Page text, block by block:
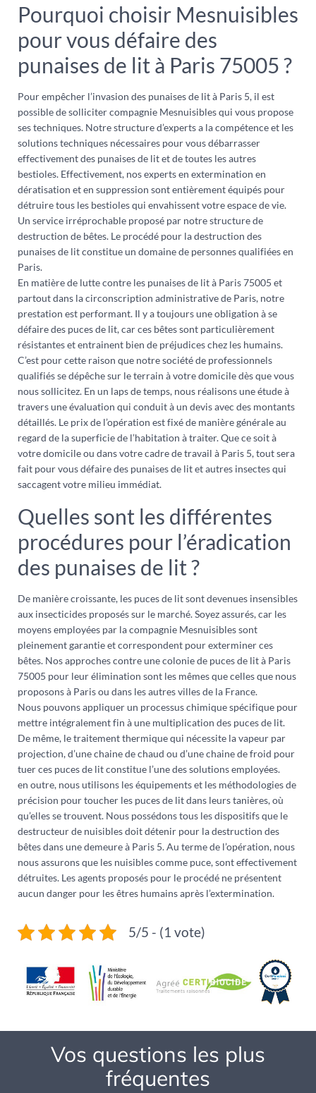
Pourquoi choisir Mesnuisibles
pour vous défaire des
punaises de lit à Paris 75005 ?
Pour empêcher l’invasion des punaises de lit à Paris 5, il est
possible de solliciter compagnie Mesnuisibles qui vous propose
ses techniques. Notre structure d’experts a la compétence et les
solutions techniques nécessaires pour vous débarrasser
effectivement des punaises de lit et de toutes les autres
bestioles. Effectivement, nos experts en extermination en
dératisation et en suppression sont entièrement équipés pour
détruire tous les bestioles qui envahissent votre espace de vie.
Un service irréprochable proposé par notre structure de
destruction de bêtes. Le procédé pour la destruction des
punaises de lit constitue un domaine de personnes qualifiées en
Paris.
En matière de lutte contre les punaises de lit à Paris 75005 et
partout dans la circonscription administrative de Paris, notre
prestation est performant. Il y a toujours une obligation à se
défaire des puces de lit, car ces bêtes sont particulièrement
résistantes et entrainent bien de préjudices chez les humains.
C’est pour cette raison que notre société de professionnels
qualifiés se dépêche sur le terrain à votre domicile dès que vous
nous sollicitez. En un laps de temps, nous réalisons une étude à
travers une évaluation qui conduit à un devis avec des montants
détaillés. Le prix de l’opération est fixé de manière générale au
regard de la superficie de l’habitation à traiter. Que ce soit à
votre domicile ou dans votre cadre de travail à Paris 5, tout sera
fait pour vous défaire des punaises de lit et autres insectes qui
saccagent votre milieu immédiat.
Quelles sont les différentes
procédures pour l’éradication
des punaises de lit ?
De manière croissante, les puces de lit sont devenues insensibles
aux insecticides proposés sur le marché. Soyez assurés, car les
moyens employées par la compagnie Mesnuisibles sont
pleinement garantie et correspondent pour exterminer ces
bêtes. Nos approches contre une colonie de puces de lit à Paris
75005 pour leur élimination sont les mêmes que celles que nous
proposons à Paris ou dans les autres villes de la France.
Nous pouvons appliquer un processus chimique spécifique pour
mettre intégralement fin à une multiplication des puces de lit.
De même, le traitement thermique qui nécessite la vapeur par
projection, d’une chaine de chaud ou d’une chaine de froid pour
tuer ces puces de lit constitue l’une des solutions employées.
en outre, nous utilisons les équipements et les méthodologies de
précision pour toucher les puces de lit dans leurs tanières, où
qu’elles se trouvent. Nous possédons tous les dispositifs que le
destructeur de nuisibles doit détenir pour la destruction des
bêtes dans une demeure à Paris 5. Au terme de l’opération, nous
nous assurons que les nuisibles comme puce, sont effectivement
détruites. Les agents proposés pour le procédé ne présentent
aucun danger pour les êtres humains après l’extermination.
5/5 - (1 vote)
Vos questions les plus
fréquentes